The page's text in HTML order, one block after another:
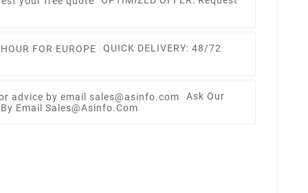
QUICK DELIVERY: 48/72
Ask Our
Email Sales@asinfo.com